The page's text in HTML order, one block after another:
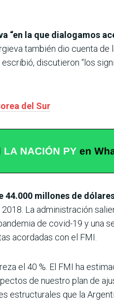
“en la que dialogamos
también dio cuenta
discutieron “los
del Sur
44.000 millones de
La administración
de covid-19 y una
acordadas con el FMI.
el 40 %. El FMI ha
de nuestro plan de
estructurales que la